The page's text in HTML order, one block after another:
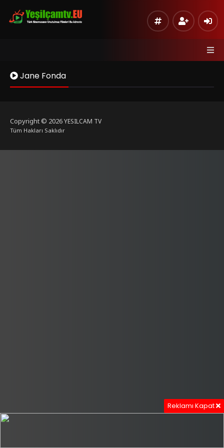
Jane Fonda
Copyright © 2026YESILCAM TV
Tüm Hakları Saklıdır
Reklamı Kapat